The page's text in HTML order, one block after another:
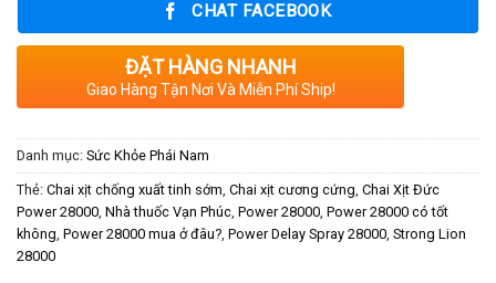
CHAT FACEBOOK
ĐẶT HÀNG NHANH
Giao Hàng Tận Nơi Và Miễn Phí Ship!
Danh mục: Sức Khỏe Phái Nam
Thẻ: Chai xịt chống xuất tinh sớm, Chai xịt cương cứng, Chai Xịt Đức
Power 28000, Nhà thuốc Vạn Phúc, Power 28000, Power 28000 có tốt
không, Power 28000 mua ở đâu?, Power Delay Spray 28000, Strong Lion
28000